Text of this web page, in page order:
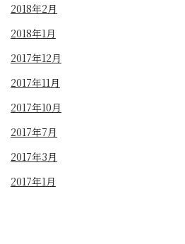
2018年2月
2018年1月
2017年12月
2017年11月
2017年10月
2017年7月
2017年3月
2017年1月